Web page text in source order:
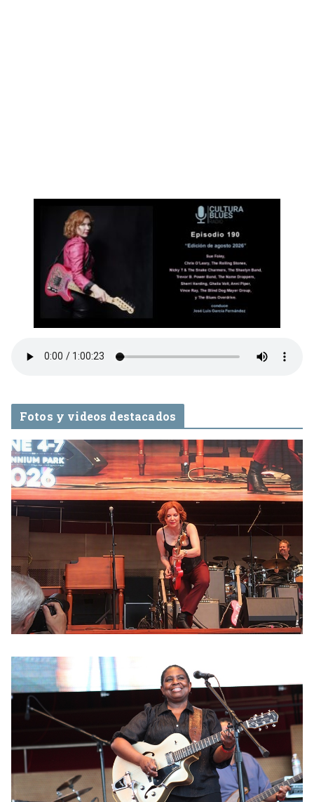
Fotos y videos destacados